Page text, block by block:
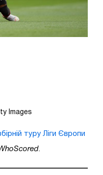
Images
туру Ліги Європи